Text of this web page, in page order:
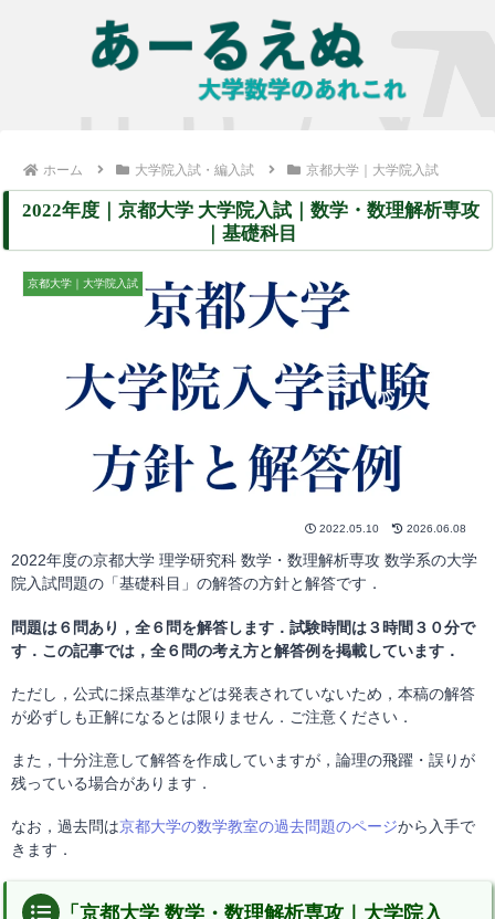
ホーム 大学院入試・編入試 京都大学｜大学院入試
2022年度｜京都大学 大学院入試｜数学・数理解析専攻
｜基礎科目
京都大学｜大学院入試
2022.05.10 2026.06.08
2022年度の京都大学 理学研究科 数学・数理解析専攻 数学系の大学
院入試問題の「基礎科目」の解答の方針と解答です．
問題は６問あり，全６問を解答します．試験時間は３時間３０分で
す．この記事では，全６問の考え方と解答例を掲載しています．
ただし，公式に採点基準などは発表されていないため，本稿の解答
が必ずしも正解になるとは限りません．ご注意ください．
また，十分注意して解答を作成していますが，論理の飛躍・誤りが
残っている場合があります．
なお，過去問は京都大学の数学教室の過去問題のページから入手で
きます．
「京都大学 数学・数理解析専攻｜大学院入